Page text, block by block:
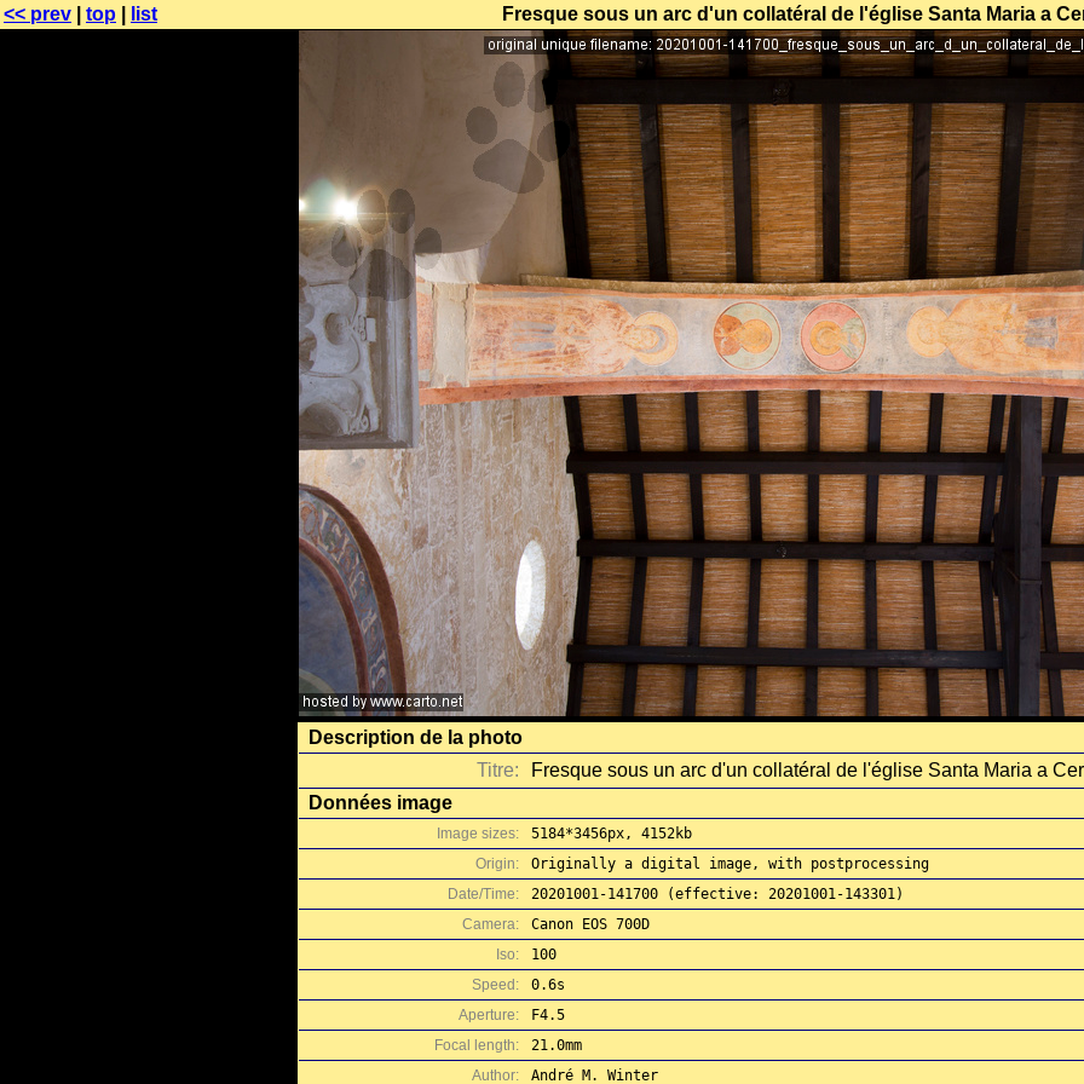
<< prev top list Fresque sous un arc d'un collatéral de l'église Santa Maria a
Description de la photo
Titre:
Fresque sous un arc d'un collatéral de l'église Santa Maria a
Données image
Image sizes:
5184*3456px, 4152kb
Origin:
Originally a digital image, with postprocessing
Date/Time:
20201001-141700 (effective: 20201001-143301)
Camera:
Canon EOS 700D
Iso:
100
Speed:
0.6s
Aperture:
F4.5
Focal length:
21.0mm
Author:
André M. Winter